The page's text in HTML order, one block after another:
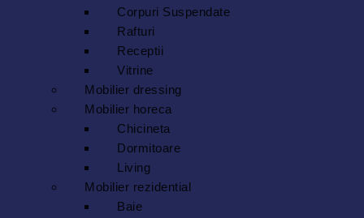
Corpuri Suspendate
Rafturi
Receptii
Vitrine
Mobilier dressing
Mobilier horeca
Chicineta
Dormitoare
Living
Mobilier rezidential
Baie